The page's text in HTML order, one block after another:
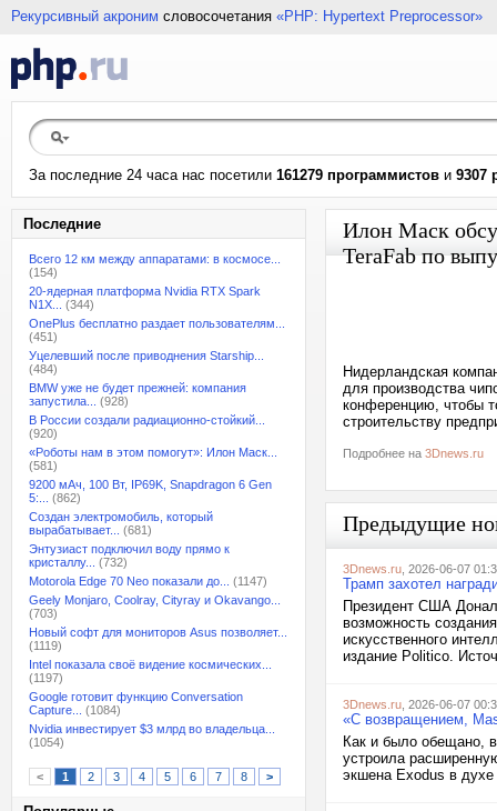
Рекурсивный акроним словосочетания «PHP: Hypertext Preprocessor»
За последние 24 часа нас посетили 161279 программистов и 9307
Последние
Всего 12 км между аппаратами: в космосе...
(154)
20-ядерная платформа Nvidia RTX Spark
N1X...
(344)
OnePlus бесплатно раздает пользователям...
(451)
Уцелевший после приводнения Starship...
(484)
BMW уже не будет прежней: компания
запустила...
(928)
В России создали радиационно-стойкий...
(920)
«Роботы нам в этом помогут»: Илон Маск...
(581)
9200 мАч, 100 Вт, IP69K, Snapdragon 6 Gen
5:...
(862)
Создан электромобиль, который
вырабатывает...
(681)
Энтузиаст подключил воду прямо к
кристаллу...
(732)
Motorola Edge 70 Neo показали до...
(1147)
Geely Monjaro, Coolray, Cityray и Okavango...
(703)
Новый софт для мониторов Asus позволяет...
(1119)
Intel показала своё видение космических...
(1197)
Google готовит функцию Conversation
Capture...
(1084)
Nvidia инвестирует $3 млрд во владельца...
(1054)
< 1 2 3 4 5 6 7 8 >
Илон Маск
TeraFab по
Нидерландская
для производства
конференцию, чтобы
строительству
Подробнее на 3Dnews.ru
Предыдущие
3Dnews.ru , 2026-06-07
Трамп захотел
Президент США
возможность
искусственного
издание Politico.
3Dnews.ru , 2026-06-07
«С возвращением,
Как и было обещано,
устроила
экшена Exodus в